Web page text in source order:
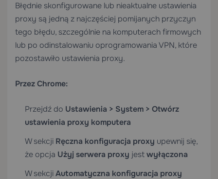
Błędnie skonfigurowane lub nieaktualne ustawienia
proxy są jedną z najczęściej pomijanych przyczyn
tego błędu, szczególnie na komputerach firmowych
lub po odinstalowaniu oprogramowania VPN, które
pozostawiło ustawienia proxy.
Przez Chrome:
Przejdź do Ustawienia > System > Otwórz
ustawienia proxy komputera
W sekcji Ręczna konfiguracja proxy upewnij się,
że opcja Użyj serwera proxy jestwyłączona
W sekcjiAutomatyczna konfiguracja proxy